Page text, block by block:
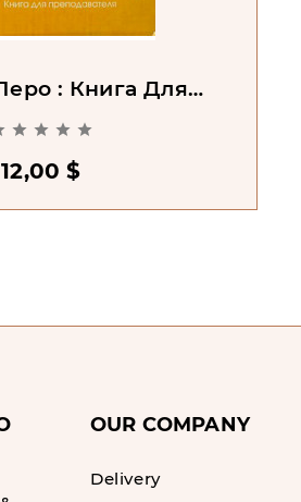
: Книга Для
   
12,00 $
OUR COMPANY
Delivery